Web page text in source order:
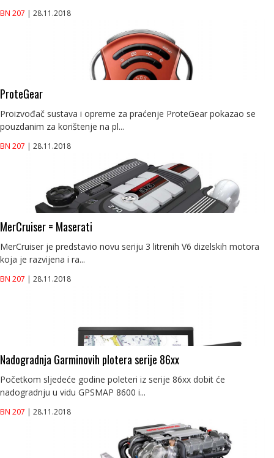
BN 207 | 28.11.2018
ProteGear
Proizvođač sustava i opreme za praćenje ProteGear pokazao se
pouzdanim za korištenje na pl...
BN 207 | 28.11.2018
MerCruiser = Maserati
MerCruiser je predstavio novu seriju 3 litrenih V6 dizelskih motora
koja je razvijena i ra...
BN 207 | 28.11.2018
Nadogradnja Garminovih plotera serije 86xx
Početkom sljedeće godine poleteri iz serije 86xx dobit će
nadogradnju u vidu GPSMAP 8600 i...
BN 207 | 28.11.2018